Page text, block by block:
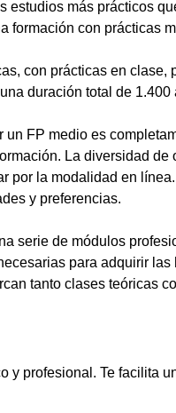
más prácticos
con prácticas
con prácticas en
duración total de 1.400
FP medio es
La diversidad
la modalidad en
y preferencias.
serie de módulos
para adquirir
tanto clases teóricas
profesional. Te facilita